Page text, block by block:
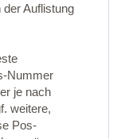
Auflistung
Nummer
je nach
weitere,
Pos-